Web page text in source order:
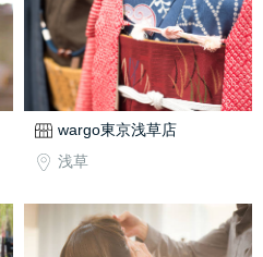
wargo東京浅草店
浅草